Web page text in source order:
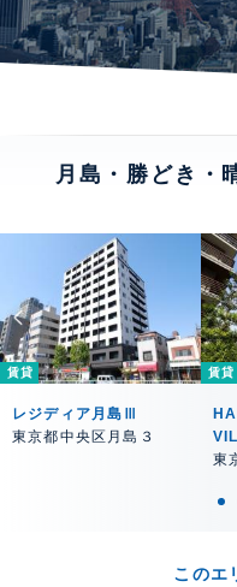
月島・勝どき・
賃貸
レジディア月島Ⅲ
東京都中央区月島３
賃貸
東
このエ